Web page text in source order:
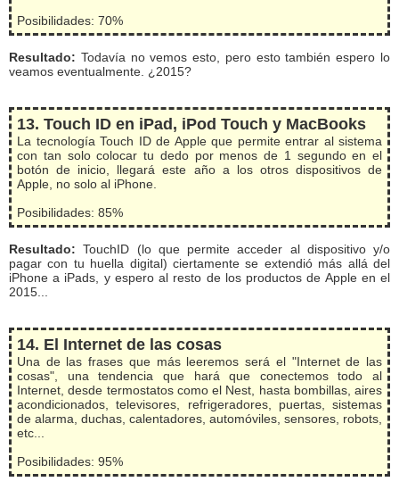
Posibilidades: 70%
Resultado: Todavía no vemos esto, pero esto también espero lo
veamos eventualmente. ¿2015?
13. Touch ID en iPad, iPod Touch y MacBooks
La tecnología Touch ID de Apple que permite entrar al sistema
con tan solo colocar tu dedo por menos de 1 segundo en el
botón de inicio, llegará este año a los otros dispositivos de
Apple, no solo al iPhone.
Posibilidades: 85%
Resultado: TouchID (lo que permite acceder al dispositivo y/o
pagar con tu huella digital) ciertamente se extendió más allá del
iPhone a iPads, y espero al resto de los productos de Apple en el
2015...
14. El Internet de las cosas
Una de las frases que más leeremos será el "Internet de las
cosas", una tendencia que hará que conectemos todo al
Internet, desde termostatos como el Nest, hasta bombillas, aires
acondicionados, televisores, refrigeradores, puertas, sistemas
de alarma, duchas, calentadores, automóviles, sensores, robots,
etc...
Posibilidades: 95%